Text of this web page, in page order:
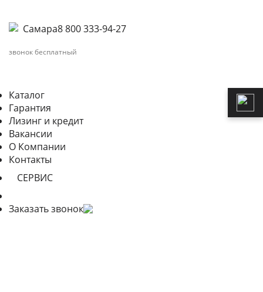
Самара8 800 333-94-27
звонок бесплатный
Каталог
Гарантия
Лизинг и кредит
Вакансии
О Компании
Контакты
СЕРВИС
Заказать звонок